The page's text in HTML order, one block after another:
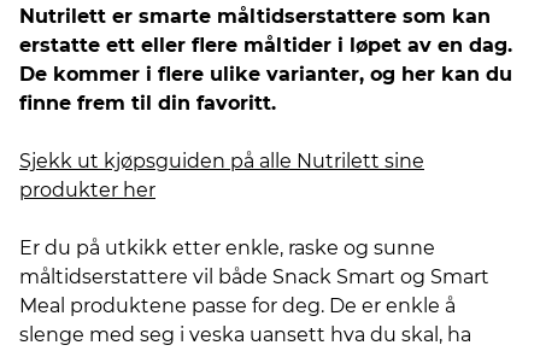
Nutrilett er smarte måltidserstattere som kan
erstatte ett eller flere måltider i løpet av en dag.
De kommer i flere ulike varianter, og her kan du
finne frem til din favoritt.
Sjekk ut kjøpsguiden på alle Nutrilett sine
produkter her
Er du på utkikk etter enkle, raske og sunne
måltidserstattere vil både Snack Smart og Smart
Meal produktene passe for deg. De er enkle å
slenge med seg i veska uansett hva du skal, ha